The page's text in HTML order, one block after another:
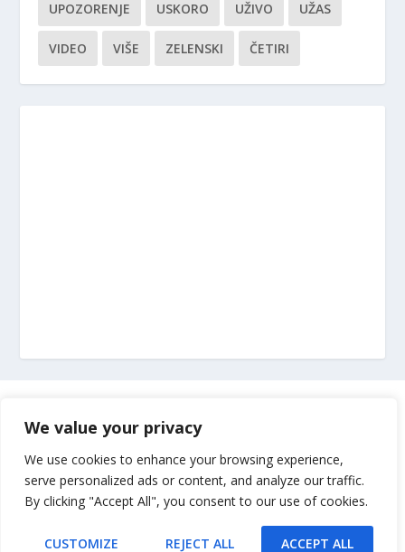
We value your privacy
We use cookies to enhance your browsing experience,
serve personalized ads or content, and analyze our traffic.
By clicking "Accept All", you consent to our use of cookies.
CUSTOMIZE REJECT ALL ACCEPT ALL
UPOZORENJE USKORO UŽIVO UŽAS
VIDEO VIŠE ZELENSKI ČETIRI
Impressum
Uvjeti korištenja